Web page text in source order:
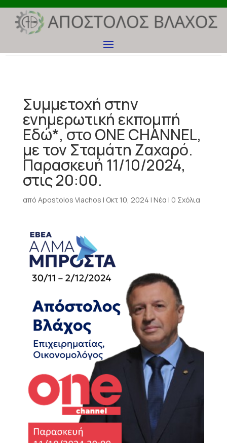
Συμμετοχή στην
ενημερωτική εκπομπή
Εδώ*, στο ONE CHANNEL,
με τον Σταμάτη Ζαχαρό.
Παρασκευή 11/10/2024,
στις 20:00.
από Apostolos Vlachos | Οκτ 10, 2024 | Νέα | 0 Σχόλια